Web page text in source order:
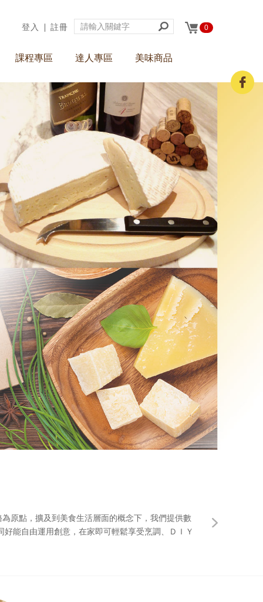
0
登入 ∣ 註冊
課程專區 達人專區 美味商品
原點，擴及到美食生活層面的概念下，我們提供數
能自由運用創意，在家即可輕鬆享受烹調、ＤＩＹ